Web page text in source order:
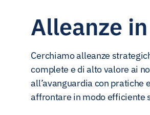
Alleanze
Cerchiamo alleanze
complete e di alto valore ai
all’avanguardia con pratiche
affrontare in modo efficiente